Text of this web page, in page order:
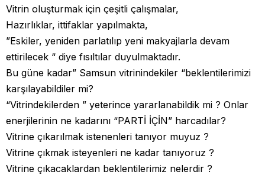
Vitrin oluşturmak için çeşitli çalışmalar,
Hazırlıklar, ittifaklar yapılmakta,
”Eskiler, yeniden parlatılıp yeni makyajlarla devam
ettirilecek “ diye fısıltılar duyulmaktadır.
Bu güne kadar” Samsun vitrinindekiler “beklentilerimizi
karşılayabildiler mi?
“Vitrindekilerden ” yeterince yararlanabildik mi ? Onlar
enerjilerinin ne kadarını “PARTİ İÇİN” harcadılar?
Vitrine çıkarılmak istenenleri tanıyor muyuz ?
Vitrine çıkmak isteyenleri ne kadar tanıyoruz ?
Vitrine çıkacaklardan beklentilerimiz nelerdir ?